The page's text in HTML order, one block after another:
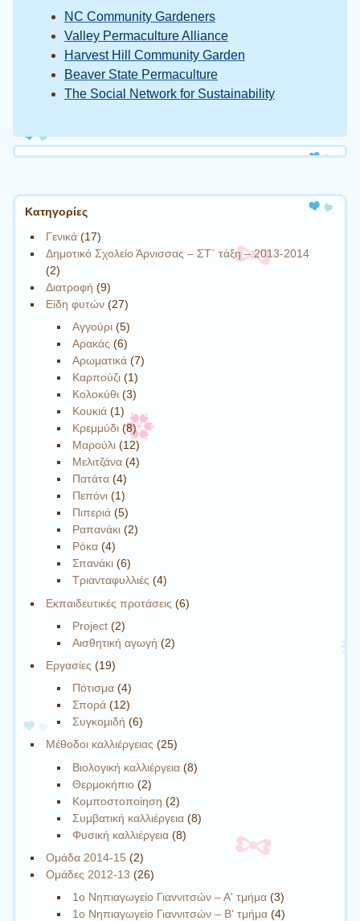
NC Community Gardeners
Valley Permaculture Alliance
Harvest Hill Community Garden
Beaver State Permaculture
The Social Network for Sustainability
a
e
m
Kατηγορίες
Γενικά (17)
Δημοτικό Σχολείο Άρνισσας – ΣΤ` τάξη – 2013-2014
(2)
Διατροφή (9)
Είδη φυτών (27)
Αγγούρι (5)
Αρακάς (6)
Αρωματικά (7)
Καρπούζι (1)
Κολοκύθι (3)
Κουκιά (1)
Κρεμμύδι (8)
Μαρούλι (12)
Μελιτζάνα (4)
Πατάτα (4)
Πεπόνι (1)
Πιπεριά (5)
Ραπανάκι (2)
Ρόκα (4)
Σπανάκι (6)
Τριανταφυλλιές (4)
Εκπαιδευτικές προτάσεις (6)
Project (2)
Αισθητική αγωγή (2)
Εργασίες (19)
Πότισμα (4)
Σπορά (12)
Συγκομιδή (6)
Μέθοδοι καλλιέργειας (25)
Βιολογική καλλιέργεια (8)
Θερμοκήπιο (2)
Κομποστοποίηση (2)
Συμβατική καλλιέργεια (8)
Φυσική καλλιέργεια (8)
Ομάδα 2014-15 (2)
Ομάδες 2012-13 (26)
1ο Νηπιαγωγείο Γιαννιτσών – Α' τμήμα (3)
1ο Νηπιαγωγείο Γιαννιτσών – Β' τμήμα (4)